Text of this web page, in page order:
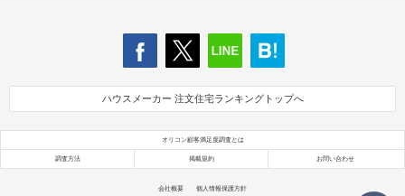
ハウスメーカー 注文住宅ランキングトップへ
オリコン顧客満足度調査とは
調査方法 掲載規約 お問い合わせ
会社概要 個人情報保護方針